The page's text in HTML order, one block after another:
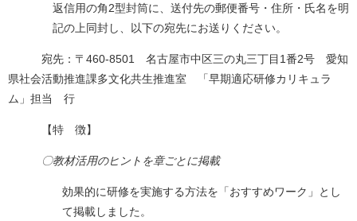
返信用の角2型封筒に、送付先の郵便番号・住所・氏名を明
記の上同封し、以下の宛先にお送りください。
宛先：〒460-8501 名古屋市中区三の丸三丁目1番2号 愛知
県社会活動推進課多文化共生推進室 「早期適応研修カリキュラ
ム」担当 行
【特 徴】
〇教材活用のヒントを章ごとに掲載
効果的に研修を実施する方法を「おすすめワーク」とし
て掲載しました。